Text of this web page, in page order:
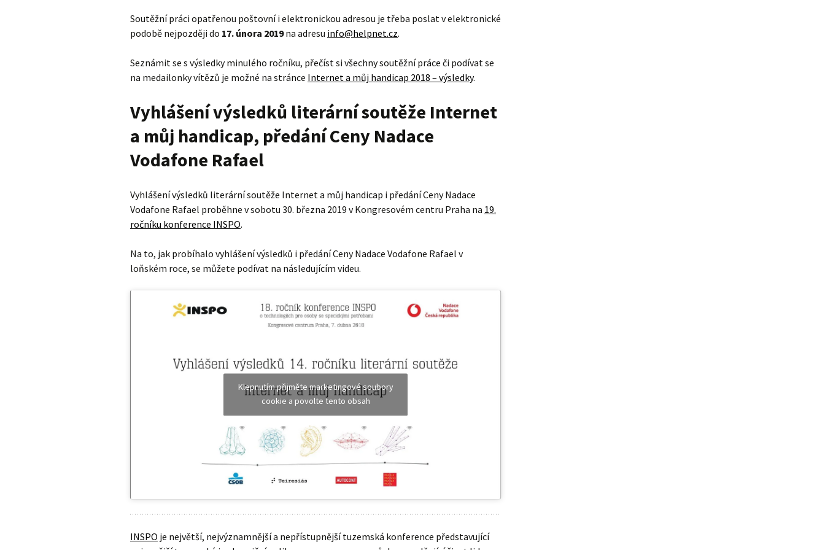
Soutěžní práci opatřenou poštovní i elektronickou adresou je třeba poslat v elektronické
podobě nejpozději do 17. února 2019na adresu info@helpnet.cz.
Seznámit se s výsledky minulého ročníku, přečíst si všechny soutěžní práce či podívat se
na medailonky vítězů je možné na stránce Internet a můj handicap 2018 – výsledky.
Vyhlášení výsledků literární soutěže Internet
a můj handicap, předání Ceny Nadace
Vodafone Rafael
Vyhlášení výsledků literární soutěže Internet a můj handicap i předání Ceny Nadace
Vodafone Rafael proběhne v sobotu 30. března 2019 v Kongresovém centru Praha na 19.
ročníku konference INSPO.
Na to, jak probíhalo vyhlášení výsledků i předání Ceny Nadace Vodafone Rafael v
loňském roce, se můžete podívat na následujícím videu.
Klepnutím přijměte marketingové soubory
cookie a povolte tento obsah
INSPO je největší, nejvýznamnější a nepřístupnější tuzemská konference představující